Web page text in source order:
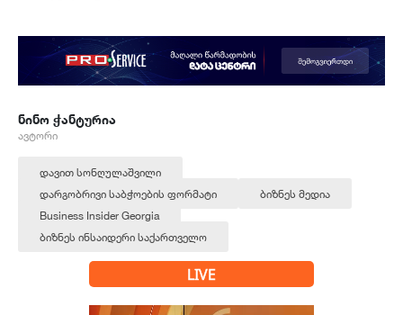
ნინო ჭანტურია
ავტორი
დავით სონღულაშვილი
დარგობრივი საბჭოების ფორმატი
ბიზნეს მედია
Business Insider Georgia
ბიზნეს ინსაიდერი საქართველო
LIVE